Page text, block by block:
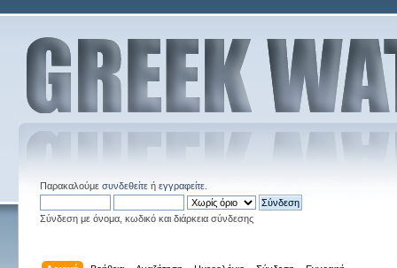
Παρακαλούμε συνδεθείτεή εγγραφείτε.
Σύνδεση με όνομα, κωδικό και διάρκεια σύνδεσης